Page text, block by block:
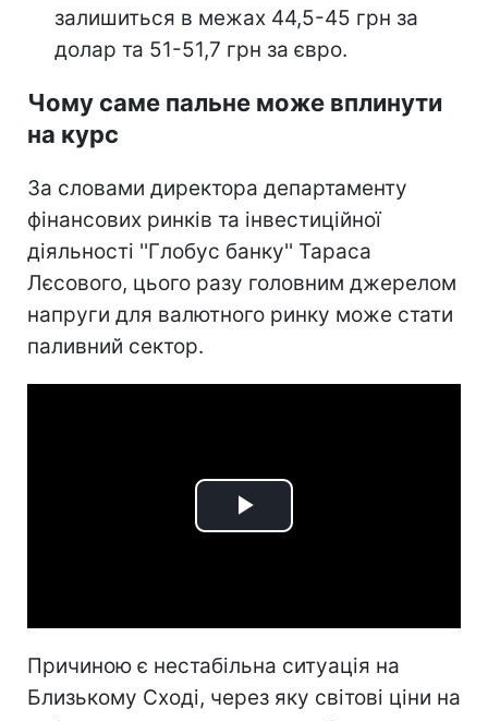
залишиться в межах 44,5-45 грн за
долар та 51-51,7 грн за євро.
Чому саме пальне може вплинути
на курс
За словами директора департаменту
фінансових ринків та інвестиційної
діяльності ''Глобус банку'' Тараса
Лєсового, цього разу головним джерелом
напруги для валютного ринку може стати
паливний сектор.
Play
Причиною є нестабільна ситуація на
Близькому Сході, через яку світові ціни на